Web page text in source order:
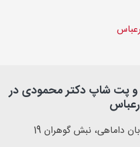
پت شاپ دکتر محمودی در
داماهی، نبش گوهران 19